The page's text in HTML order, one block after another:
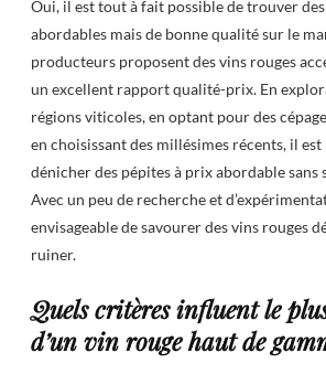
Oui, il est tout à fait possible de trouver
abordables mais de bonne qualité sur le
producteurs proposent des vins rouges
un excellent rapport qualité-prix. En
régions viticoles, en optant pour des
en choisissant des millésimes récents, il est
dénicher des pépites à prix abordable
Avec un peu de recherche et
envisageable de savourer des vins rouges
ruiner.
Quels critères influent le
d’un vin rouge haut de